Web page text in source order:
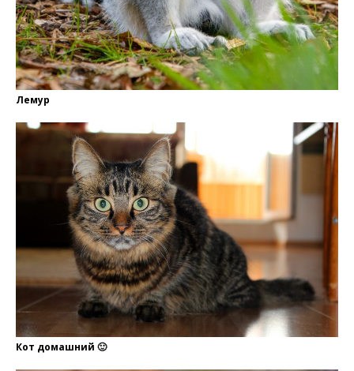
Лемур
Кот домашний 🙂